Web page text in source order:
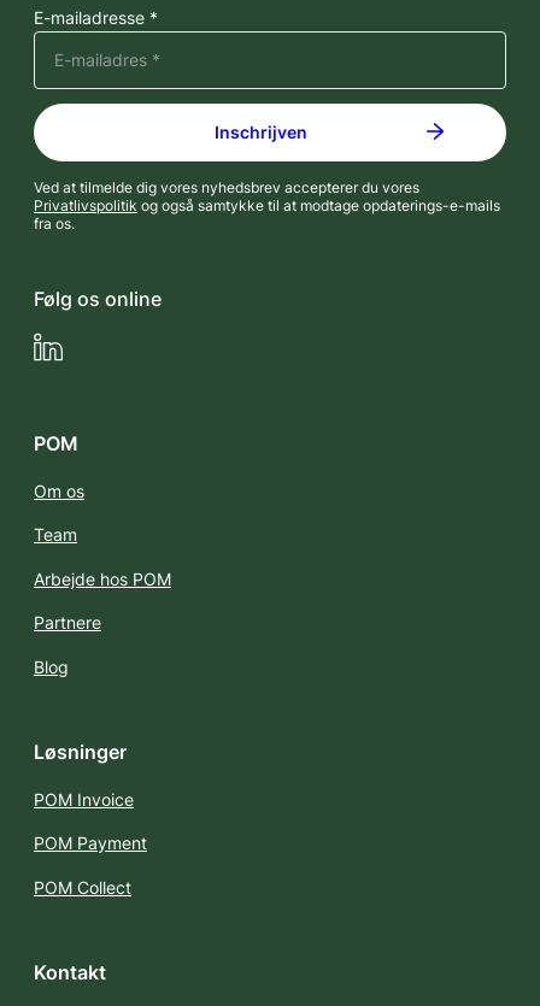
E-mailadresse *
Ved at tilmelde dig vores nyhedsbrev accepterer du vores
Privatlivspolitik og også samtykke til at modtage opdaterings-e-mails
fra os.
Følg os online
LinkedIn
POM
Om os
Team
Arbejde hos POM
Partnere
Blog
Løsninger
POM Invoice
POM Payment
POM Collect
Kontakt